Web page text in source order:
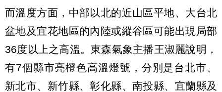
而溫度方面，中部以北的近山區平地、大台北
盆地及宜花地區的內陸或縱谷區可能出現局部
36度以上之高溫。東森氣象主播王淑麗說明，
有7個縣市亮橙色高溫燈號，分別是台北市、
新北市、新竹縣、彰化縣、南投縣、宜蘭縣及